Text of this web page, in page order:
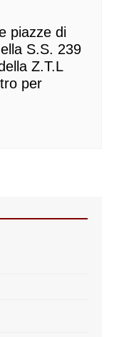
piazze di
S.S. 239
Z.T.L
per